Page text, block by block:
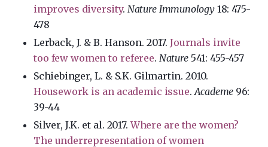
improves diversity. Nature Immunology18: 475-
478
Lerback, J. & B. Hanson. 2017.Journals invite
too few women to referee. Nature541: 455-457
Schiebinger, L. & S.K. Gilmartin. 2010.
Housework is an academic issue.Academe 96:
39-44
Silver, J.K. et al. 2017.Where are the women?
The underrepresentation of women